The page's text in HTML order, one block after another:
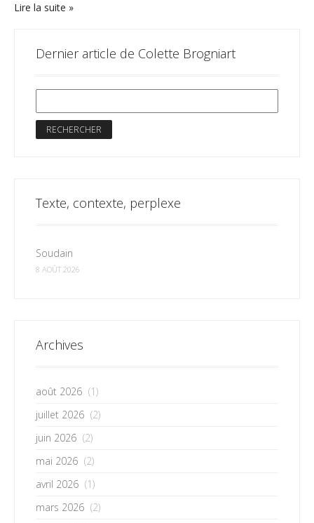
Lire la suite
Dernier article de Colette Brogniart
Texte, contexte, perplexe
Soudain
8 AOÛT 2026
Archives
août 2026 (1)
juillet 2026 (2)
juin 2026 (2)
mai 2026 (2)
avril 2026 (1)
mars 2026 (2)